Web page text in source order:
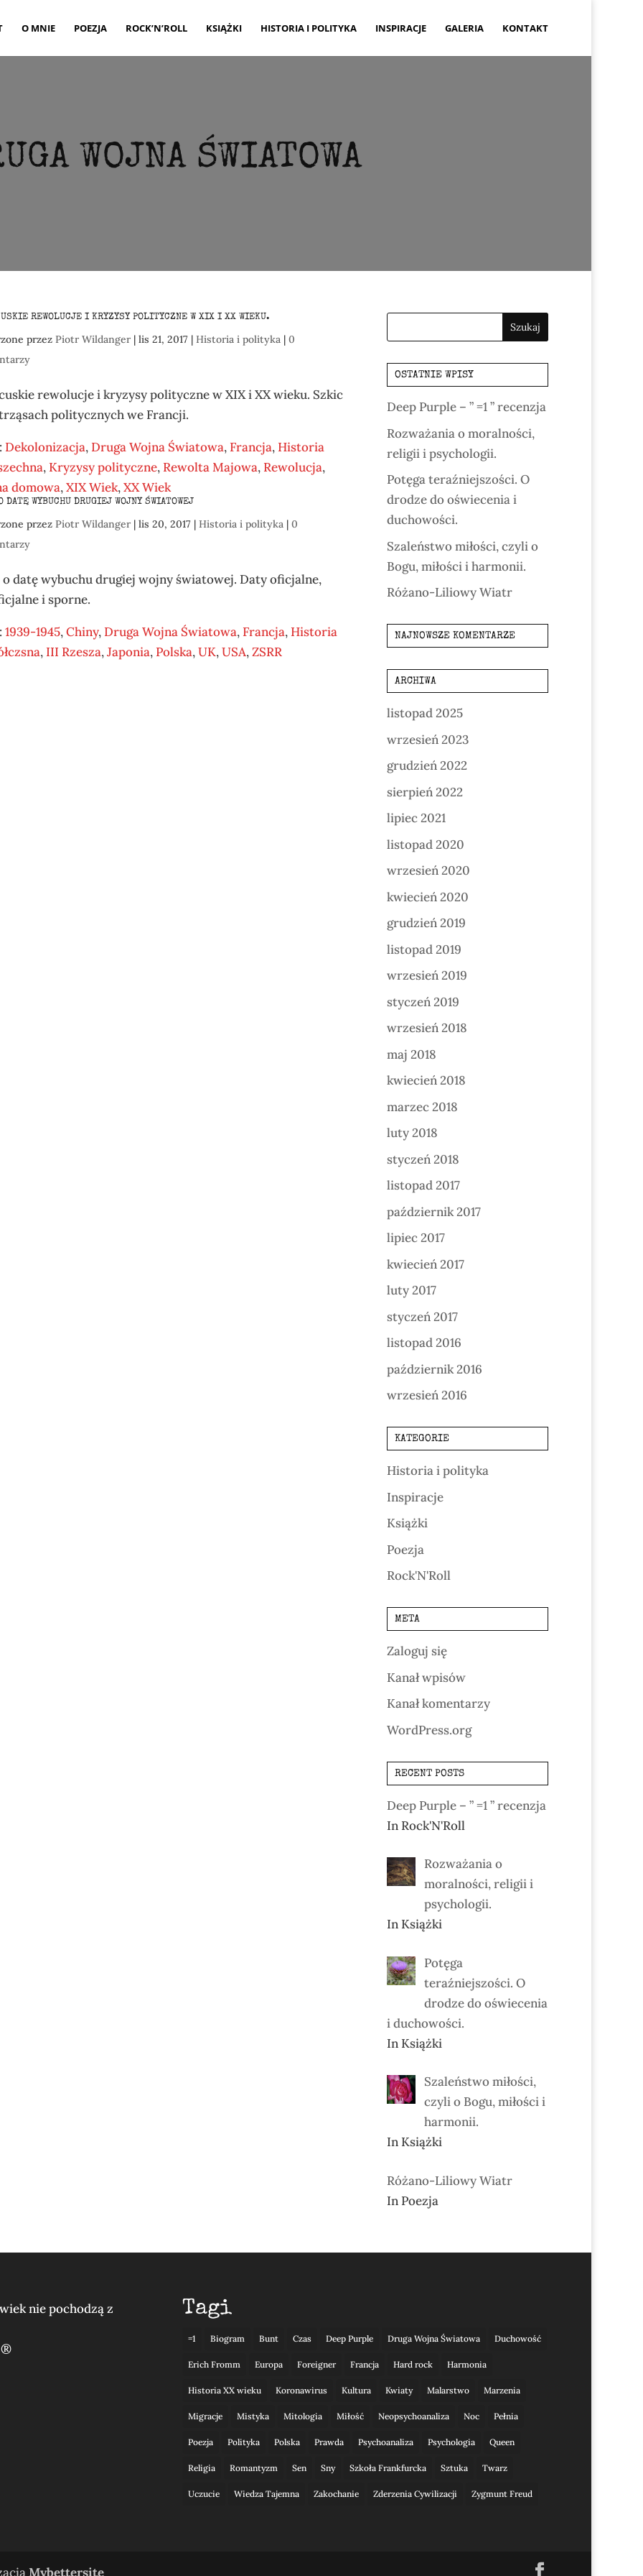
O MNIE POEZJA ROCK’N’ROLL KSIĄŻKI HISTORIA I POLITYKA INSPIRACJE GALERIA KONTAKT
WOJNA ŚWIATOWA
REWOLUCJE I KRYZYSY POLITYCZNE W XIX I XX WIEKU.
przezPiotr Wildanger |lis 21, 2017 |Historia i polityka |0
rewolucje i kryzysy polityczne w XIX i XX wieku. Szkic
politycznych we Francji.
Dekolonizacja, Druga Wojna Światowa, Francja, Historia
, Kryzysy polityczne, Rewolta Majowa, Rewolucja,
domowa,XIX Wiek,XX Wiek
DATĘ WYBUCHU DRUGIEJ WOJNY ŚWIATOWEJ
przezPiotr Wildanger |lis 20, 2017 |Historia i polityka |0
o datę wybuchu drugiej wojny światowej. Daty oficjalne,
i sporne.
1939-1945,Chiny, Druga Wojna Światowa, Francja, Historia
, III Rzesza,Japonia, Polska,UK,USA,ZSRR
OSTATNIE WPISY
Deep Purple – ” =1 ” recenzja
Rozważania o moralności,
religii i psychologii.
Potęga teraźniejszości. O
drodze do oświecenia i
duchowości.
Szaleństwo miłości, czyli o
Bogu, miłości i harmonii.
Różano-Liliowy Wiatr
NAJNOWSZE KOMENTARZE
ARCHIWA
listopad 2025
wrzesień 2023
grudzień 2022
sierpień 2022
lipiec 2021
listopad 2020
wrzesień 2020
kwiecień 2020
grudzień 2019
listopad 2019
wrzesień 2019
styczeń 2019
wrzesień 2018
maj 2018
kwiecień 2018
marzec 2018
luty 2018
styczeń 2018
listopad 2017
październik 2017
lipiec 2017
kwiecień 2017
luty 2017
styczeń 2017
listopad 2016
październik 2016
wrzesień 2016
KATEGORIE
Historia i polityka
Inspiracje
Książki
Poezja
Rock'N'Roll
META
Zaloguj się
Kanał wpisów
Kanał komentarzy
WordPress.org
RECENT POSTS
Deep Purple – ” =1 ” recenzja
In Rock'N'Roll
Rozważania o
moralności, religii i
psychologii.
In Książki
Potęga
teraźniejszości. O
drodze do oświecenia
i duchowości.
In Książki
Szaleństwo miłości,
czyli o Bogu, miłości i
harmonii.
In Książki
Różano-Liliowy Wiatr
In Poezja
nie pochodzą z
®
Tagi
=1 Biogram Bunt Czas Deep Purple Druga Wojna Światowa Duchowość
Erich Fromm Europa Foreigner Francja Hard rock Harmonia
Historia XX wieku Koronawirus Kultura Kwiaty Malarstwo Marzenia
Migracje Mistyka Mitologia Miłość Neopsychoanaliza Noc Pełnia
Poezja Polityka Polska Prawda Psychoanaliza Psychologia Queen
Religia Romantyzm Sen Sny Szkoła Frankfurcka Sztuka Twarz
Uczucie Wiedza Tajemna Zakochanie Zderzenia Cywilizacji Zygmunt Freud
Mybettersite